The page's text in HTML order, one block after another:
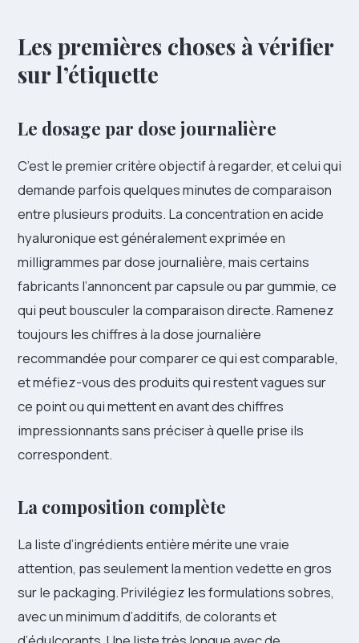
Les premières choses à vérifier
sur l’étiquette
Le dosage par dose journalière
C’est le premier critère objectif à regarder, et celui qui
demande parfois quelques minutes de comparaison
entre plusieurs produits. La concentration en acide
hyaluronique est généralement exprimée en
milligrammes par dose journalière, mais certains
fabricants l’annoncent par capsule ou par gummie, ce
qui peut bousculer la comparaison directe. Ramenez
toujours les chiffres à la dose journalière
recommandée pour comparer ce qui est comparable,
et méfiez-vous des produits qui restent vagues sur
ce point ou qui mettent en avant des chiffres
impressionnants sans préciser à quelle prise ils
correspondent.
La composition complète
La liste d’ingrédients entière mérite une vraie
attention, pas seulement la mention vedette en gros
sur le packaging. Privilégiez les formulations sobres,
avec un minimum d’additifs, de colorants et